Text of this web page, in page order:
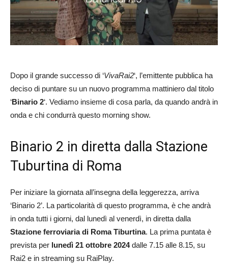
Dopo il grande successo di ‘VivaRai2‘, l’emittente pubblica ha
deciso di puntare su un nuovo programma mattiniero dal titolo
‘Binario 2‘. Vediamo insieme di cosa parla, da quando andrà in
onda e chi condurrà questo morning show.
Binario 2 in diretta dalla Stazione
Tuburtina di Roma
Per iniziare la giornata all’insegna della leggerezza, arriva
‘Binario 2’. La particolarità di questo programma, è che andrà
in onda tutti i giorni, dal lunedì al venerdì, in diretta dalla
Stazione ferroviaria di Roma Tiburtina. La prima puntata è
prevista per lunedì 21 ottobre 2024dalle 7.15 alle 8.15, su
Rai2 e in streaming su RaiPlay.